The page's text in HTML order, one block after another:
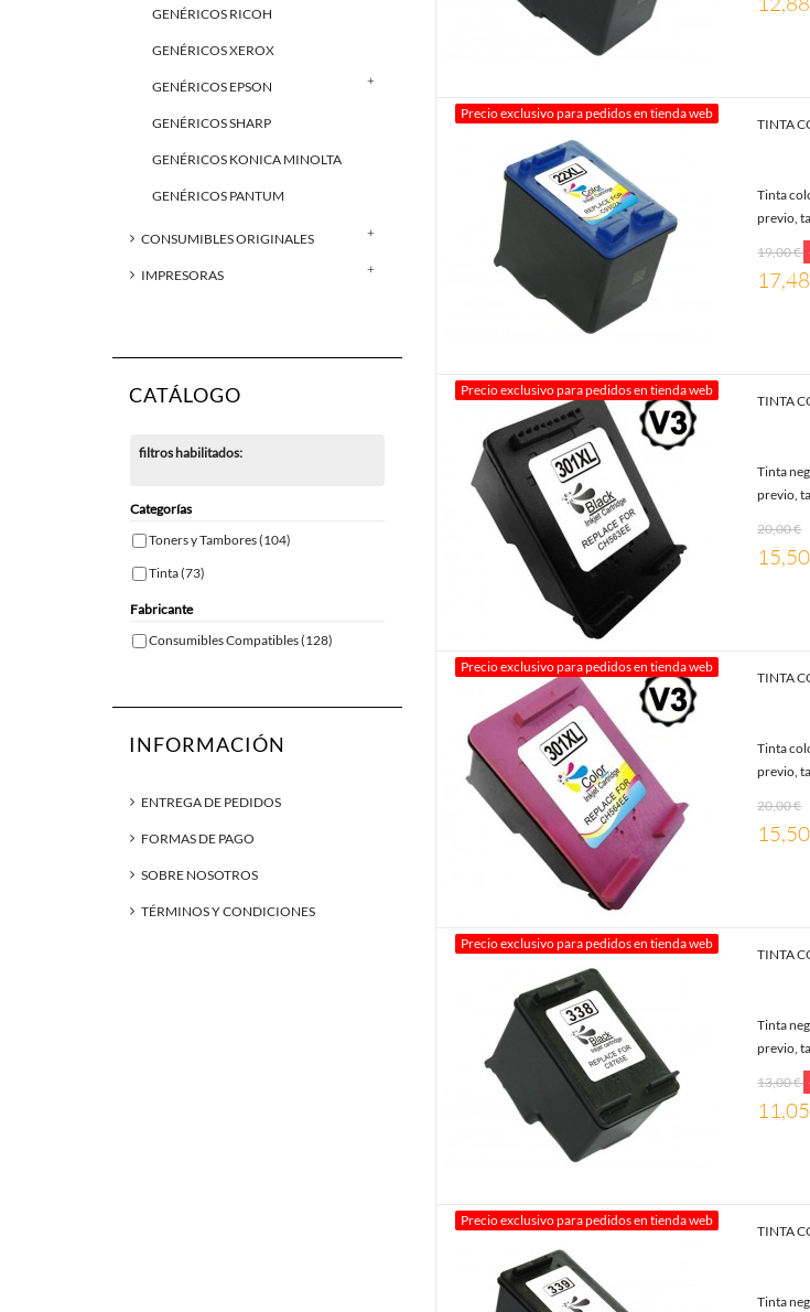
GENÉRICOS RICOH
GENÉRICOS XEROX
GENÉRICOS EPSON
GENÉRICOS SHARP
GENÉRICOS KONICA MINOLTA
GENÉRICOS PANTUM
CONSUMIBLES ORIGINALES
IMPRESORAS
CATÁLOGO
filtros habilitados:
Categorías
Toners y Tambores(104)
Tinta(73)
Fabricante
Consumibles Compatibles(128)
INFORMACIÓN
ENTREGA DE PEDIDOS
FORMAS DE PAGO
SOBRE NOSOTROS
TÉRMINOS Y CONDICIONES
Precio exclusivo para pedidos en tienda web
TINTA
Tinta
previo,
19,00 €
Precio exclusivo para pedidos en tienda web
TINTA
Tinta
previo,
20,00 €
Precio exclusivo para pedidos en tienda web
TINTA
Tinta
previo,
20,00 €
Precio exclusivo para pedidos en tienda web
TINTA
Tinta
previo,
13,00 €
Precio exclusivo para pedidos en tienda web
TINTA
Tinta